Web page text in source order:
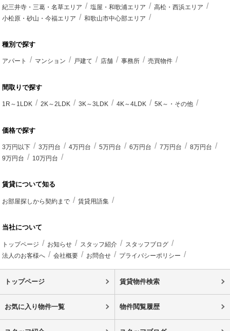
紀三井寺・三葛・名草エリア
塩屋・和歌浦エリア
高松・西浜エリア
小松原・砂山・今福エリア
和歌山市中心部エリア
種別で探す
アパート マンション 戸建て 店舗 事務所 売買物件
間取りで探す
1R～1LDK 2K～2LDK 3K～3LDK 4K～4LDK 5K～・その他
価格で探す
3万円以下 3万円台 4万円台 5万円台 6万円台 7万円台
8万円台
9万円台
10万円台
賃貸について知る
お部屋探しから契約まで 賃貸用語集
当社について
トップページ お知らせ スタッフ紹介
スタッフブログ
法人のお客様へ
会社概要 お問合せ プライバシーポリシー
トップページ 賃貸物件検索
お気に入り物件一覧 物件閲覧履歴